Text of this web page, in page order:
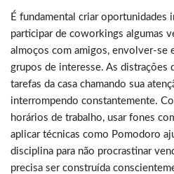
É fundamental criar oportunidades
participar de coworkings algumas
almoços com amigos, envolver-se
grupos de interesse. As distrações
tarefas da casa chamando sua
interrompendo constantemente.
horários de trabalho, usar fones
aplicar técnicas como Pomodoro
disciplina para não procrastinar
precisa ser construída